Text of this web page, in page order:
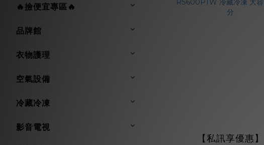
🔥撿便宜專區🔥
品牌館
衣物護理
空氣設備
冷藏冷凍
影音電視
【私訊享優惠】